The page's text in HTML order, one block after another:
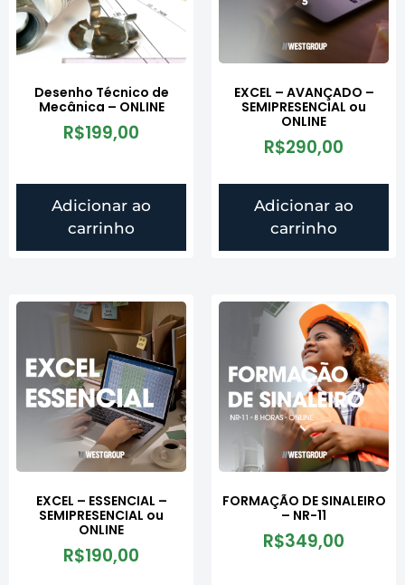
Desenho Técnico de
Mecânica – ONLINE
R$199,00
Adicionar ao
carrinho
EXCEL – AVANÇADO –
SEMIPRESENCIAL ou
ONLINE
R$290,00
Adicionar ao
carrinho
EXCEL – ESSENCIAL –
SEMIPRESENCIAL ou
ONLINE
R$190,00
FORMAÇÃO DE SINALEIRO
– NR-11
R$349,00